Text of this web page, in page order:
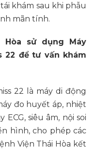
khám sau khi phẫu
mãn tính.
Hòa sử dụng Máy
22 để tư vấn khám
22 là máy di động
đo huyết áp, nhiệt
siêu âm, nội soi
hình, cho phép các
Viện Thái Hòa kết